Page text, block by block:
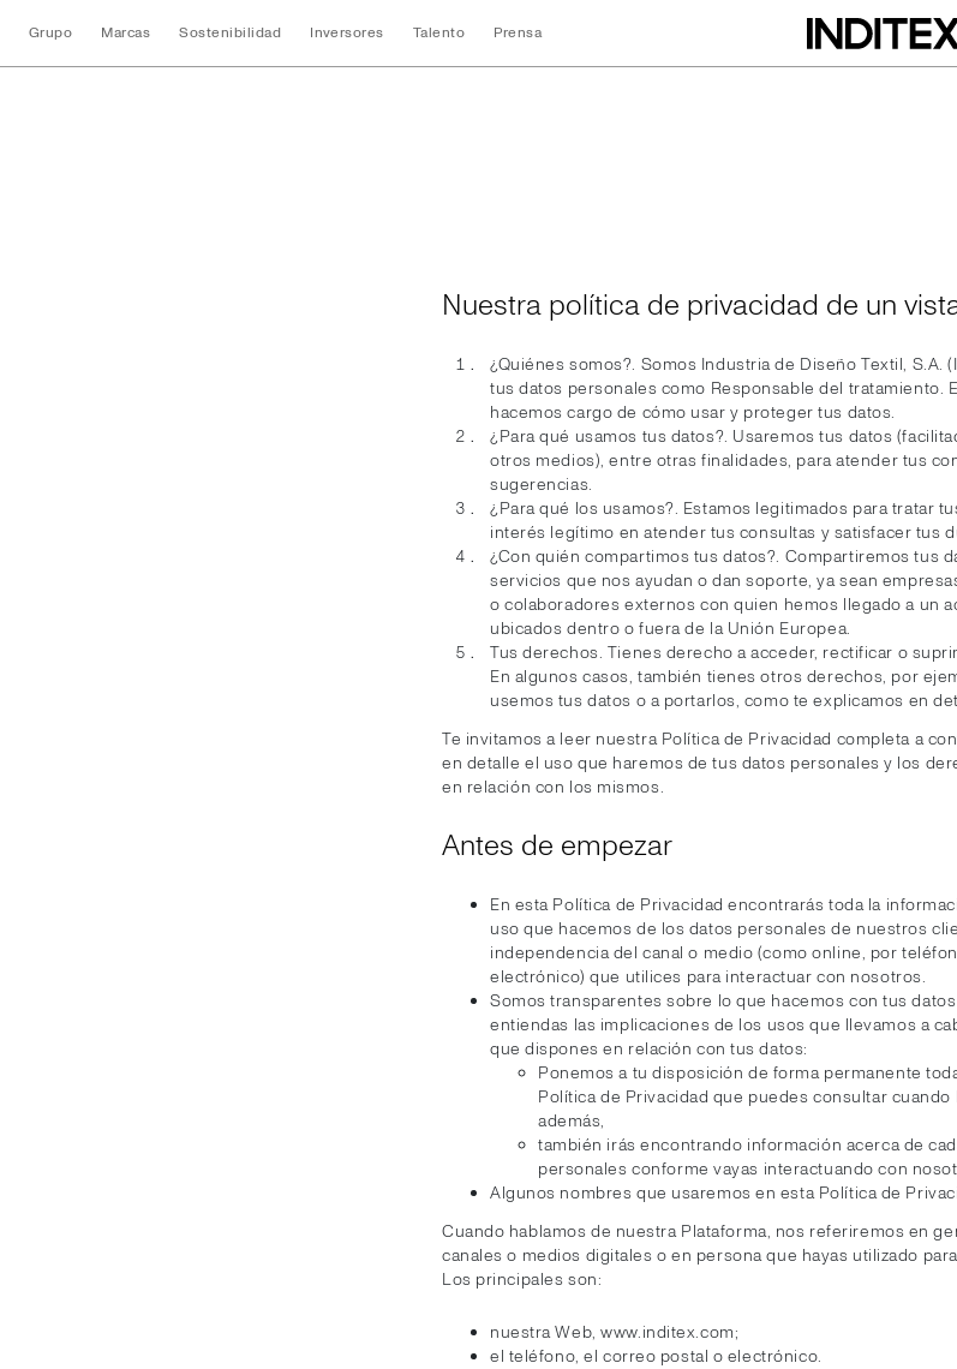
Grupo Marcas Sostenibilidad Inversores Talento Prensa
Nuestra política de privacidad de un
¿Quiénes somos?. Somos Industria de Diseño Textil, S.A.
tus datos personales como Responsable del tratamiento.
hacemos cargo de cómo usar y proteger tus datos.
¿Para qué usamos tus datos?. Usaremos tus datos
otros medios), entre otras finalidades, para atender tus
sugerencias.
¿Para qué los usamos?. Estamos legitimados para tratar
interés legítimo en atender tus consultas y satisfacer tus
¿Con quién compartimos tus datos?. Compartiremos tus
servicios que nos ayudan o dan soporte, ya sean
o colaboradores externos con quien hemos llegado a un
ubicados dentro o fuera de la Unión Europea.
Tus derechos. Tienes derecho a acceder, rectificar o
En algunos casos, también tienes otros derechos, por
usemos tus datos o a portarlos, como te explicamos en
Te invitamos a leer nuestra Política de Privacidad completa a
en detalle el uso que haremos de tus datos personales y los
en relación con los mismos.
Antes de empezar
En esta Política de Privacidad encontrarás toda la
uso que hacemos de los datos personales de nuestros
independencia del canal o medio (como online, por
electrónico) que utilices para interactuar con nosotros.
Somos transparentes sobre lo que hacemos con tus
entiendas las implicaciones de los usos que llevamos a
que dispones en relación con tus datos:
Ponemos a tu disposición de forma permanente
Política de Privacidad que puedes consultar
además,
también irás encontrando información acerca de
personales conforme vayas interactuando con
Algunos nombres que usaremos en esta Política de
Cuando hablamos de nuestra Plataforma, nos referiremos en
canales o medios digitales o en persona que hayas utilizado
Los principales son:
nuestra Web, www.inditex.com;
el teléfono, el correo postal o electrónico.